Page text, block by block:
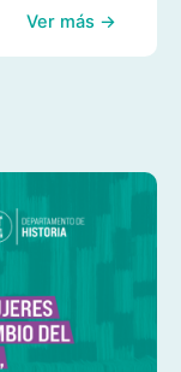
Ver más →